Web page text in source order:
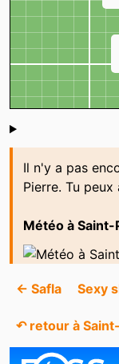
Shoutbox
Il n'y a pas
Pierre. Tu
Météo à Saint-
← Safla Sexy
↶ retour à